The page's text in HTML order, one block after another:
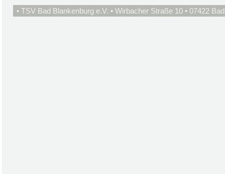
• TSV Bad Blankenburg e.V. • Wirbacher Straße 10 • 07422